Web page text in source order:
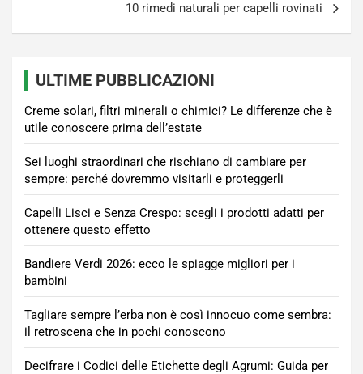
10 rimedi naturali per capelli rovinati
ULTIME PUBBLICAZIONI
Creme solari, filtri minerali o chimici? Le differenze che è
utile conoscere prima dell’estate
Sei luoghi straordinari che rischiano di cambiare per
sempre: perché dovremmo visitarli e proteggerli
Capelli Lisci e Senza Crespo: scegli i prodotti adatti per
ottenere questo effetto
Bandiere Verdi 2026: ecco le spiagge migliori per i
bambini
Tagliare sempre l’erba non è così innocuo come sembra:
il retroscena che in pochi conoscono
Decifrare i Codici delle Etichette degli Agrumi: Guida per